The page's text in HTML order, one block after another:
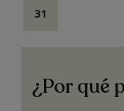
31
¿Por qué